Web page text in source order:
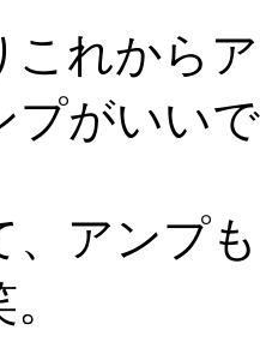
これから
プがいい
、アンプ